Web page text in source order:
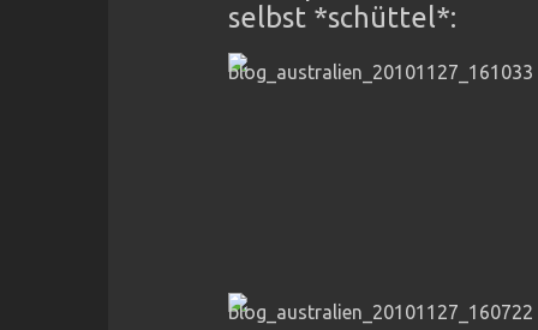
selbst *schüttel*: